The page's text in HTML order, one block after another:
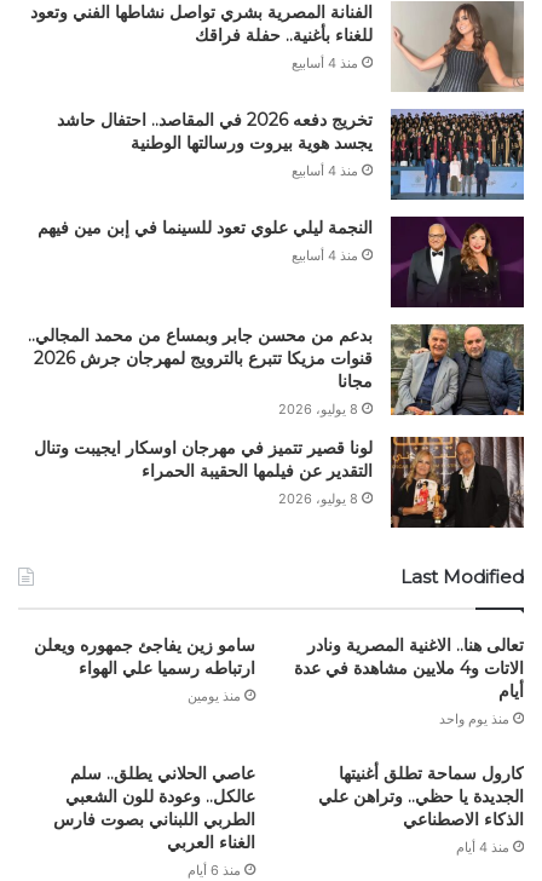
الفنانة المصرية بشري تواصل نشاطها الفني وتعود
للغناء بأغنية.. حفلة فراقك
منذ 4 أسابيع
تخريج دفعه 2026 في المقاصد.. احتفال حاشد
يجسد هوية بيروت ورسالتها الوطنية
منذ 4 أسابيع
النجمة ليلي علوي تعود للسينما في إبن مين فيهم
منذ 4 أسابيع
بدعم من محسن جابر وبمساع من محمد المجالي..
قنوات مزيكا تتبرع بالترويج لمهرجان جرش 2026
مجانا
8 يوليو، 2026
لونا قصير تتميز في مهرجان اوسكار ايجيبت وتنال
التقدير عن فيلمها الحقيبة الحمراء
8 يوليو، 2026
Last Modified
تعالى هنا.. الاغنية المصرية ونادر
الاتات و4 ملايين مشاهدة في عدة
أيام
منذ يوم واحد
سامو زين يفاجئ جمهوره ويعلن
ارتباطه رسميا علي الهواء
منذ يومين
كارول سماحة تطلق أغنيتها
الجديدة يا حظي.. وتراهن علي
الذكاء الاصطناعي
منذ 4 أيام
عاصي الحلاني يطلق.. سلم
عالكل.. وعودة للون الشعبي
الطربي اللبناني بصوت فارس
الغناء العربي
منذ 6 أيام